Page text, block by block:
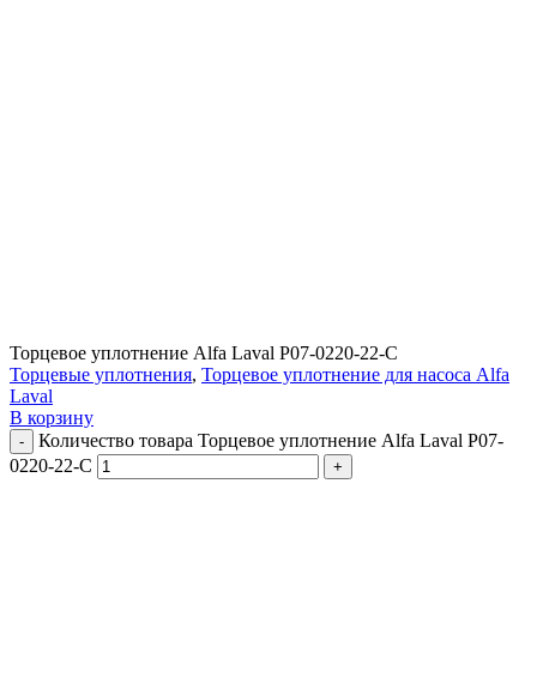
Торцевое уплотнение Alfa Laval P07-0220-22-C
Торцевые уплотнения, Торцевое уплотнение для насоса Alfa
Laval
В корзину
Количество товара Торцевое уплотнение Alfa Laval P07-
0220-22-C